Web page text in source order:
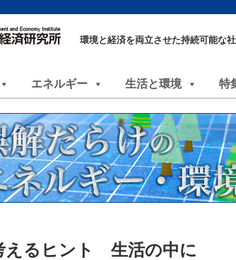
環境と経済を両立させた持続可能な
エネルギー 生活と環境 特
えるヒント 生活の中に